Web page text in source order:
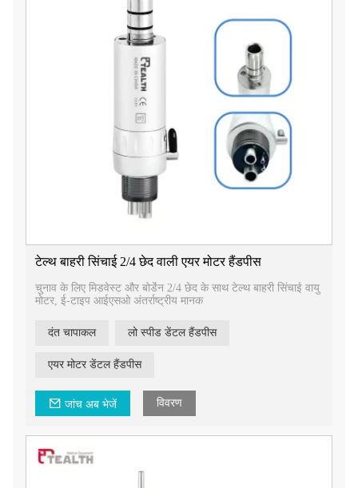
टेल्थ बाहरी सिंचाई 2/4 छेद वाली एयर मोटर हैंडपीस
चुनाव के लिए मिडवेस्ट और बोर्डेन 2/4 छेद के साथ टेल्थ बाहरी सिंचाई वायु
मोटर, ई-टाइप आईएसओ अंतर्राष्ट्रीय मानक
दंत चापाकल लो स्पीड डेंटल हैंडपीस
एयर मोटर डेंटल हैंडपीस
जांच अब भेजें विवरण